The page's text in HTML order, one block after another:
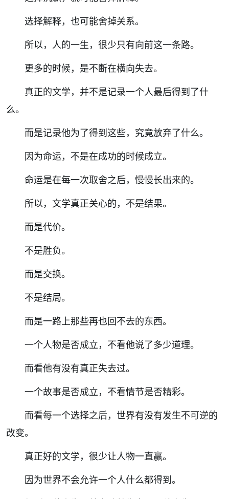
选择解释，也可能舍掉关系。
所以，人的一生，很少只有向前这一条路。
更多的时候，是不断在横向失去。
真正的文学，并不是记录一个人最后得到了什
么。
而是记录他为了得到这些，究竟放弃了什么。
因为命运，不是在成功的时候成立。
命运是在每一次取舍之后，慢慢长出来的。
所以，文学真正关心的，不是结果。
而是代价。
不是胜负。
而是交换。
不是结局。
而是一路上那些再也回不去的东西。
一个人物是否成立，不看他说了多少道理。
而看他有没有真正失去过。
一个故事是否成立，不看情节是否精彩。
而看每一个选择之后，世界有没有发生不可逆的
改变。
真正好的文学，很少让人物一直赢。
因为世界不会允许一个人什么都得到。